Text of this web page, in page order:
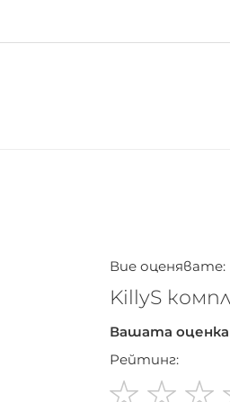
Вие оценявате:
KillyS
Вашата оценка
Рейтинг: